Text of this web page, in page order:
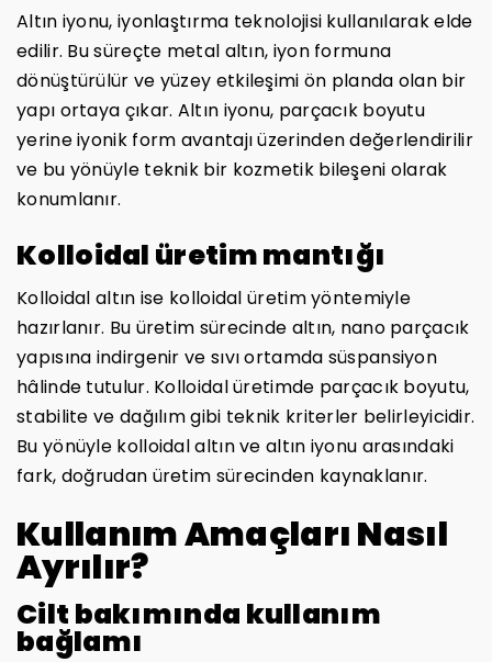
Altın iyonu, iyonlaştırma teknolojisi kullanılarak elde
edilir. Bu süreçte metal altın, iyon formuna
dönüştürülür ve yüzey etkileşimi ön planda olan bir
yapı ortaya çıkar. Altın iyonu, parçacık boyutu
yerine iyonik form avantajı üzerinden değerlendirilir
ve bu yönüyle teknik bir kozmetik bileşeni olarak
konumlanır.
Kolloidal üretim mantığı
Kolloidal altın ise kolloidal üretim yöntemiyle
hazırlanır. Bu üretim sürecinde altın, nano parçacık
yapısına indirgenir ve sıvı ortamda süspansiyon
hâlinde tutulur. Kolloidal üretimde parçacık boyutu,
stabilite ve dağılım gibi teknik kriterler belirleyicidir.
Bu yönüyle kolloidal altın ve altın iyonu arasındaki
fark, doğrudan üretim sürecinden kaynaklanır.
Kullanım Amaçları Nasıl
Ayrılır?
Cilt bakımında kullanım
bağlamı